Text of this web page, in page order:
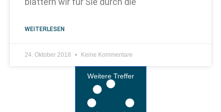
WEITERLESEN
24. Oktober 2018 Keine Kommentare
Weitere Treffer